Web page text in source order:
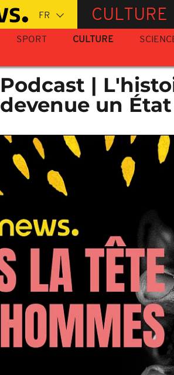
CULTURE
SPORT CULTURE
Podcast |
devenue un